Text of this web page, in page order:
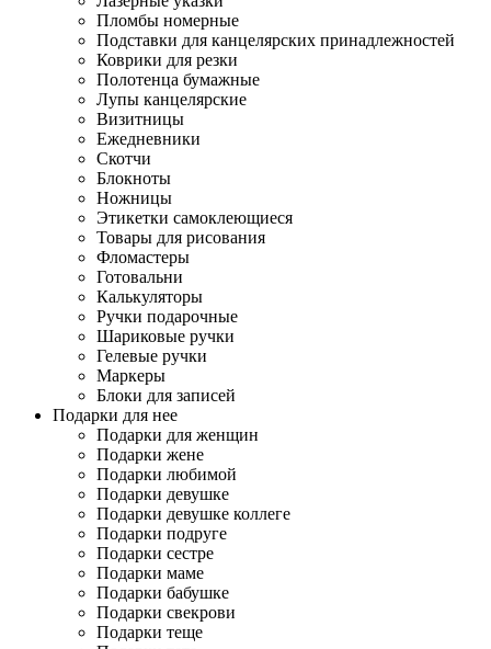
Пломбы номерные
Подставки для канцелярских принадлежностей
Коврики для резки
Полотенца бумажные
Лупы канцелярские
Визитницы
Ежедневники
Скотчи
Блокноты
Ножницы
Этикетки самоклеющиеся
Товары для рисования
Фломастеры
Готовальни
Калькуляторы
Ручки подарочные
Шариковые ручки
Гелевые ручки
Маркеры
Блоки для записей
Подарки для нее
Подарки для женщин
Подарки жене
Подарки любимой
Подарки девушке
Подарки девушке коллеге
Подарки подруге
Подарки сестре
Подарки маме
Подарки бабушке
Подарки свекрови
Подарки теще